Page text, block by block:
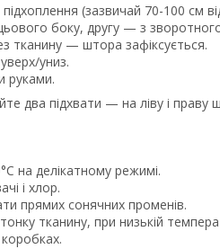
(зазвичай 70-100 см
боку, другу — з
тканину — штора зафіксується.
униз.
руками.
два підхвати — на ліву і
на делікатному режимі.
і хлор.
прямих сонячних променів.
тканину, при низькій